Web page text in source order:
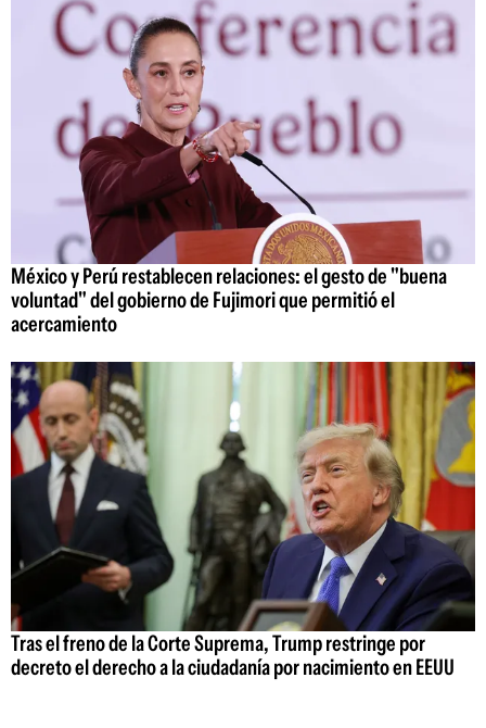
México y Perú restablecen relaciones: el gesto de "buena
voluntad" del gobierno de Fujimori que permitió el
acercamiento
Tras el freno de la Corte Suprema, Trump restringe por
decreto el derecho a la ciudadanía por nacimiento en EEUU